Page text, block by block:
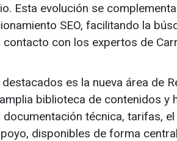
Esta evolución se
SEO, facilitando la
con los expertos de
es la nueva área de
biblioteca de contenidos
documentación técnica, tarifas,
disponibles de forma